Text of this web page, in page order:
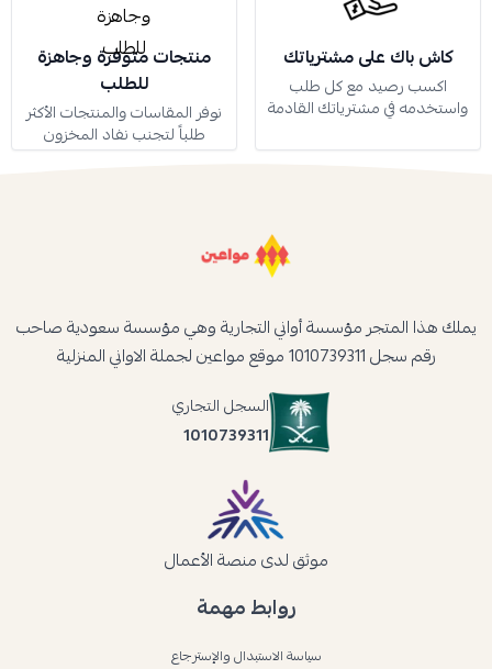
كاش باك على مشترياتك
اكسب رصيد مع كل طلب
واستخدمه في مشترياتك القادمة
منتجات متوفرة وجاهزة
للطلب
نوفر المقاسات والمنتجات الأكثر
طلباً لتجنب نفاد المخزون
روابط مهمة
سياسة الاستبدال والإسترجاع
يملك هذا المتجر مؤسسة أواني التجارية وهي مؤسسة سعودية صاحب
رقم سجل 1010739311 موقع مواعين لجملة الاواني المنزلية
السجل التجاري
1010739311
موثق لدى منصة الأعمال